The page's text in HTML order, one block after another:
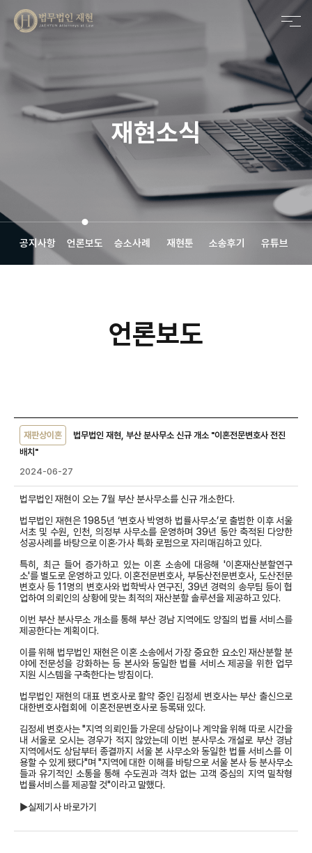
메인비주얼 영역
재현소식
공지사항 언론보도 승소사례 재현툰 소송후기 유튜브
언론보도
재판상이혼
법무법인 재현, 부산 분사무소 신규 개소 "이혼전문변호사 전진
배치"
2024-06-27
법무법인 재현이 오는 7월 부산 분사무소를 신규 개소한다.
법무법인 재현은 1985년 ‘변호사 박영하 법률사무소’로 출범한 이후 서울
서초 및 수원, 인천, 의정부 사무소를 운영하며 39년 동안 축적된 다양한
성공사례를 바탕으로 이혼·가사 특화 로펌으로 자리매김하고 있다.
특히, 최근 들어 증가하고 있는 이혼 소송에 대응해 '이혼재산분할연구
소'를 별도로 운영하고 있다. 이혼전문변호사, 부동산전문변호사, 도산전문
변호사 등 11명의 변호사와 법학박사 연구진, 39년 경력의 송무팀 등이 협
업하여 의뢰인의 상황에 맞는 최적의 재산분할 솔루션을 제공하고 있다.
이번 부산 분사무소 개소를 통해 부산 경남 지역에도 양질의 법률 서비스를
제공한다는 계획이다.
이를 위해 법무법인 재현은 이혼 소송에서 가장 중요한 요소인 재산분할 분
야에 전문성을 강화하는 등 본사와 동일한 법률 서비스 제공을 위한 업무
지원 시스템을 구축한다는 방침이다.
법무법인 재현의 대표 변호사로 활약 중인 김정세 변호사는 부산 출신으로
대한변호사협회에 이혼전문변호사로 등록돼 있다.
김정세 변호사는 "지역 의뢰인들 가운데 상담이나 계약을 위해 따로 시간을
내 서울로 오시는 경우가 적지 않았는데 이번 분사무소 개설로 부산 경남
지역에서도 상담부터 종결까지 서울 본 사무소와 동일한 법률 서비스를 이
용할 수 있게 됐다"며 "지역에 대한 이해를 바탕으로 서울 본사 등 분사무소
들과 유기적인 소통을 통해 수도권과 격차 없는 고객 중심의 지역 밀착형
법률서비스를 제공할 것"이라고 말했다.
▶실제기사 바로가기